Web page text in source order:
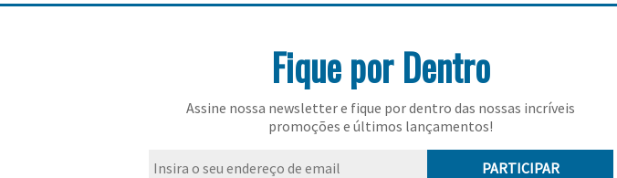
Fique por Dentro
Assine nossa newsletter e fique por dentro das nossas incríveis
promoções e últimos lançamentos!
PARTICIPAR